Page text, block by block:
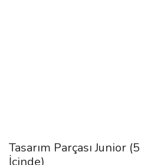
Tasarım Parçası Junior
İçinde)